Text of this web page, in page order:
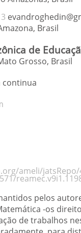
3
, Brasil
de
Grosso, Brasil
continua
ameli/
pelos
-os
de trabalhos